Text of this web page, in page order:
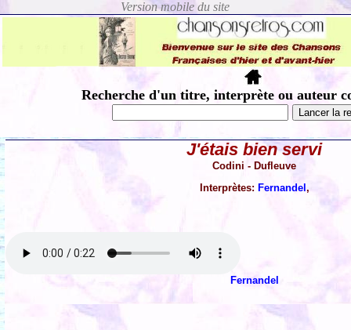
Recherche d'un titre, interprète ou auteur
J'étais bien servi
Codini - Dufleuve
Interprètes: Fernandel ,
Fernandel